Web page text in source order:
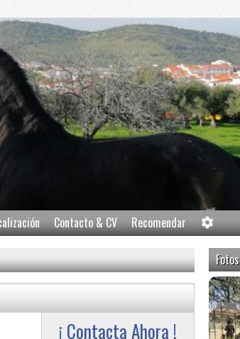
Contacto & CV Recomendar
¡ Contacta Ahora !
Fotos